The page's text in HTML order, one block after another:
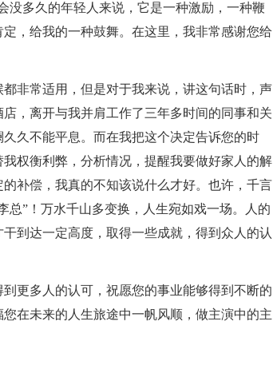
没多久的年轻人来说，它是一种激励，一种鞭
，给我的一种鼓舞。在这里，我非常感谢您给
非常适用，但是对于我来说，讲这句话时，声
，离开与我并肩工作了三年多时间的同事和关
久不能平息。而在我把这个决定告诉您的时
权衡利弊，分析情况，提醒我要做好家人的解
补偿，我真的不知该说什么才好。也许，千言
总”！万水千山多变换，人生宛如戏一场。人的
到达一定高度，取得一些成就，得到众人的认
更多人的认可，祝愿您的事业能够得到不断的
在未来的人生旅途中一帆风顺，做主演中的主